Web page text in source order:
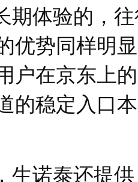
体验的，往
优势同样明
户在京东上
的稳定入口
诺泰还提供